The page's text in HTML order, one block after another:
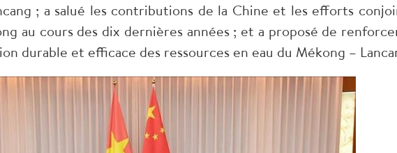
; a salué les contributions de la Chine et les efforts
au cours des dix dernières années ; et a proposé de
durable et efficace des ressources en eau du Mékong –